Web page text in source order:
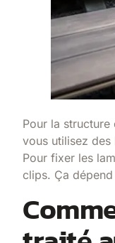
Pour la
vous utilisez
Pour fixer les
clips. Ça